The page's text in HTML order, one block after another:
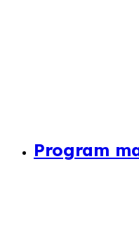
Program